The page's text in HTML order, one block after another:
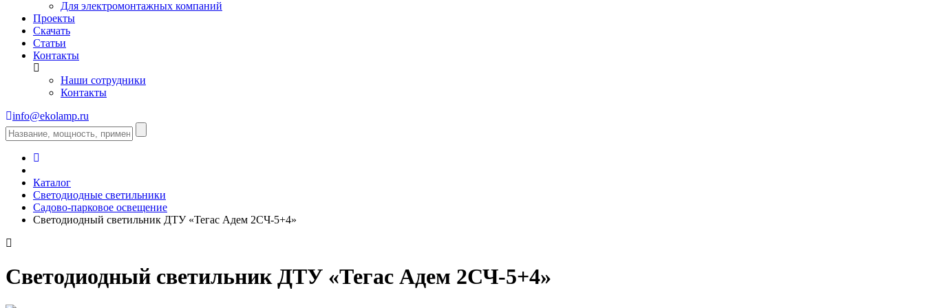
Для электромонтажных компаний
Проекты
Скачать
Статьи
Контакты
Наши сотрудники
Контакты
info@ekolamp.ru
Каталог
Светодиодные светильники
Садово-парковое освещение
Светодиодный светильник ДТУ «Тегас Адем 2СЧ-5+4»
Светодиодный светильник ДТУ «Тегас Адем 2СЧ-5+4»